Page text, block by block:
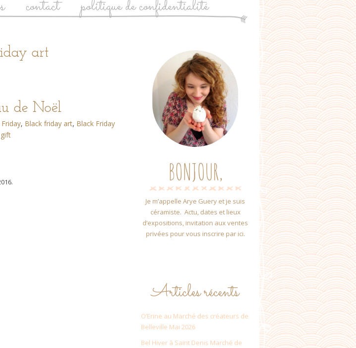
contact politique de confidentialité
art
de Noël
, Black friday art, Black Friday
BONJOUR,
Je m’appelle Arye Guery et je suis
céramiste. Actu, dates et lieux
d’expositions, invitation aux ventes
privées pour vous inscrire par ici.
Articles récents
O’Erine au Marché des créateurs de
Belleville Mai 2026
Bel Hiver à Saint Denis Marché de